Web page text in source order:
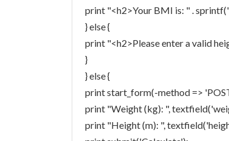
print "<h2>Your BMI is: " .
} else {
print "<h2>Please enter a valid
}
} else {
print start_form(-method =>
print "Weight (kg): ",
print "Height (m): ",